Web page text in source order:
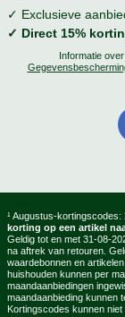
✓ Exclusieve
✓ Direct 15%
Informatie
¹ Augustus-kortingscodes:
korting op een artikel
Geldig tot en met 31-08-
na aftrek van retouren.
waardebonnen en
huishouden kunnen per
maandaanbiedingen
maandaanbieding kunnen
Kortingscodes kunnen